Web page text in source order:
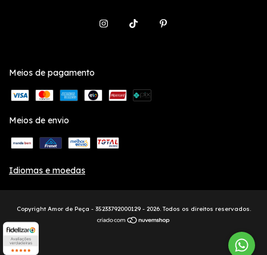
Meios de pagamento
Meios de envio
Idiomas e moedas
Copyright Amor de Peça - 35233792000129 - 2026. Todos os direitos reservados.